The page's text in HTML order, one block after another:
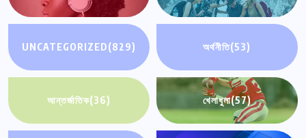
UNCATEGORIZED(829) অর্থনীতি(53)
আন্তর্জাতিক(36) খেলাধুলা(57)